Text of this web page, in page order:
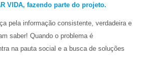
VIDA, fazendo parte do projeto.
pela informação consistente, verdadeira e
saber! Quando o problema é
na pauta social e a busca de soluções